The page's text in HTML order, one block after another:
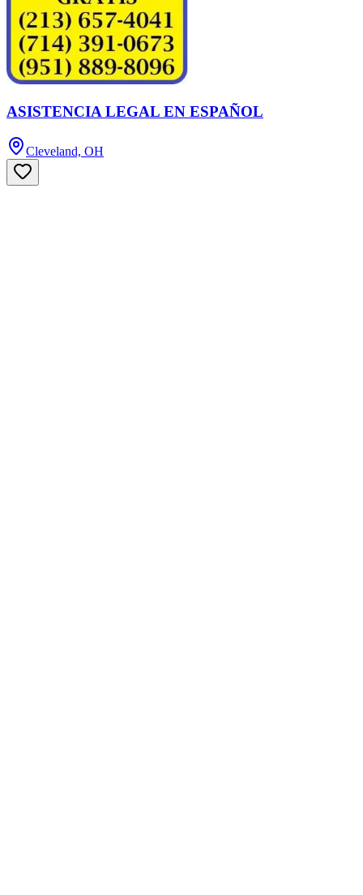
ASISTENCIA LEGAL EN ESPAÑOL
Cleveland, OH